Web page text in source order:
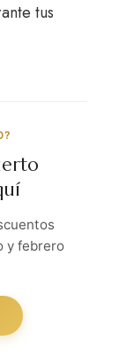
tus
y febrero